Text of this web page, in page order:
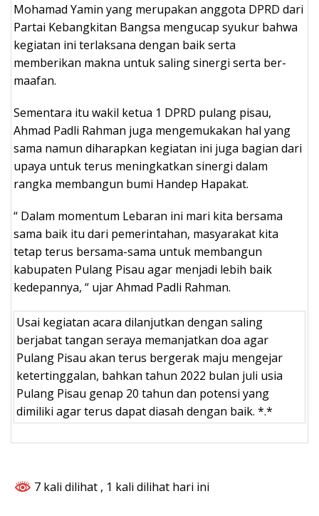
Mohamad Yamin yang merupakan anggota DPRD dari
Partai Kebangkitan Bangsa mengucap syukur bahwa
kegiatan ini terlaksana dengan baik serta
memberikan makna untuk saling sinergi serta ber-
maafan.
Sementara itu wakil ketua 1 DPRD pulang pisau,
Ahmad Padli Rahman juga mengemukakan hal yang
sama namun diharapkan kegiatan ini juga bagian dari
upaya untuk terus meningkatkan sinergi dalam
rangka membangun bumi Handep Hapakat.
“ Dalam momentum Lebaran ini mari kita bersama
sama baik itu dari pemerintahan, masyarakat kita
tetap terus bersama-sama untuk membangun
kabupaten Pulang Pisau agar menjadi lebih baik
kedepannya, “ ujar Ahmad Padli Rahman.
Usai kegiatan acara dilanjutkan dengan saling
berjabat tangan seraya memanjatkan doa agar
Pulang Pisau akan terus bergerak maju mengejar
ketertinggalan, bahkan tahun 2022 bulan juli usia
Pulang Pisau genap 20 tahun dan potensi yang
dimiliki agar terus dapat diasah dengan baik. *.*
7 kali dilihat , 1 kali dilihat hari ini